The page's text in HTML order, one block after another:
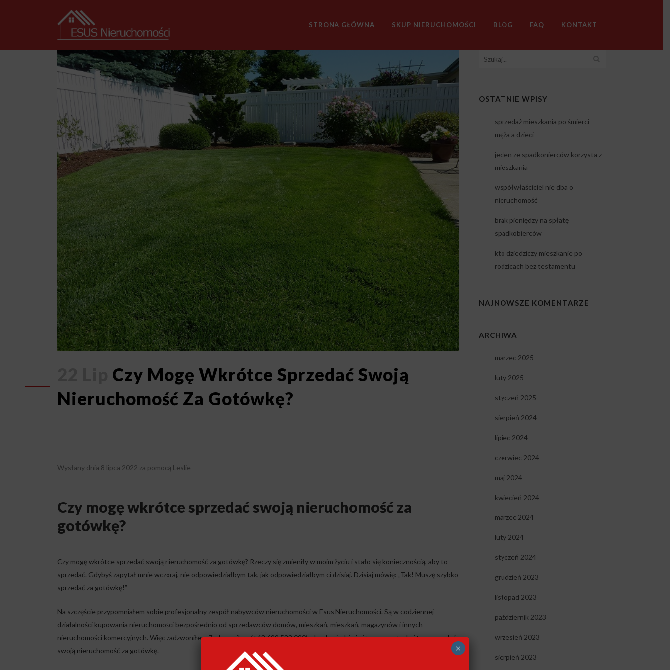
STRONA GŁÓWNA SKUP NIERUCHOMOŚCI BLOG FAQ KONTAKT
Czy Mogę Wkrótce Sprzedać Swoją
Nieruchomość Za Gotówkę?
Wysłany dnia 8 lipca 2022 za pomocą Leslie
Czy mogę wkrótce sprzedać swoją nieruchomość za
gotówkę?
Czy mogę wkrótce sprzedać swoją nieruchomość za gotówkę? Rzeczy się zmieniły w moim życiu i stało się koniecznością, aby to
sprzedać. Gdybyś zapytał mnie wczoraj, nie odpowiedziałbym tak, jak odpowiedziałbym ci dzisiaj. Dzisiaj mówię: „Tak! Muszę szybko
sprzedać za gotówkę!”
Na szczęście przypomniałem sobie profesjonalny zespół nabywców nieruchomości w Esus Nieruchomości. Są w codziennej
działalności kupowania nieruchomości bezpośrednio od sprzedawców domów, mieszkań, mieszkań, magazynów i innych
nieruchomości komercyjnych. Więc zadzwoniłemZadzwonilem (+48 699 583 090), aby dowiedzieć się, czy mogę wkrótce sprzedać
swoją nieruchomość za gotówkę.
OSTATNIE WPISY
sprzedaż mieszkania po śmierci
męża a dzieci
jeden ze spadkonierców korzysta z
mieszkania
współwłaściciel nie dba o
nieruchomość
brak pieniędzy na spłatę
spadkobierców
kto dziedziczy mieszkanie po
rodzicach bez testamentu
NAJNOWSZE KOMENTARZE
ARCHIWA
marzec 2025
luty 2025
styczeń 2025
sierpień 2024
lipiec 2024
czerwiec 2024
maj 2024
kwiecień 2024
marzec 2024
luty 2024
styczeń 2024
grudzień 2023
listopad 2023
październik 2023
wrzesień 2023
sierpień 2023
×